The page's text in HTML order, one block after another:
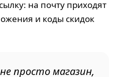
на почту приходят
и коды скидок
просто магазин,